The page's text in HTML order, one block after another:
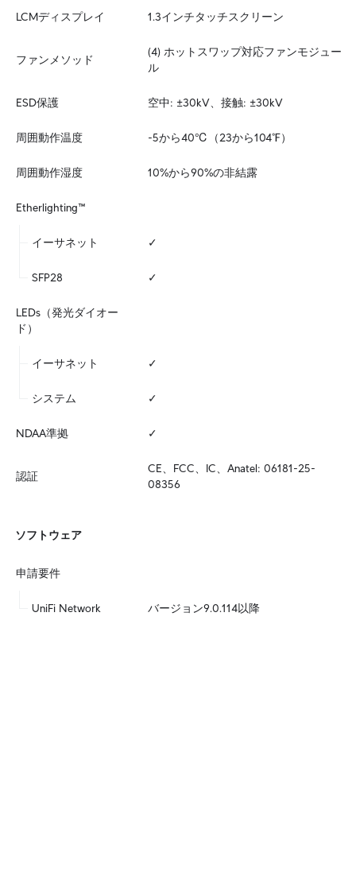
LCMディスプレイ 1.3インチタッチスクリーン
ファンメソッド
(4) ホットスワップ対応ファンモジュー
ル
ESD保護 空中: ±30kV、接触: ±30kV
周囲動作温度 -5から40℃（23から104℉）
周囲動作湿度 10%から90%の非結露
Etherlighting™
イーサネット ✓
SFP28 ✓
LEDs（発光ダイオー
ド）
イーサネット ✓
システム ✓
NDAA準拠 ✓
認証
CE、FCC、IC、Anatel: 06181-25-
08356
ソフトウェア
申請要件
UniFi Network バージョン9.0.114以降